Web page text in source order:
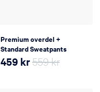
Premium overdel +
Standard Sweatpants
459 kr559 kr